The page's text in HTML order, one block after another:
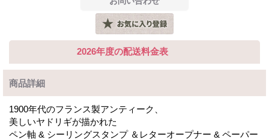
2026年度の配送料金表
商品詳細
1900年代のフランス製アンティーク、
美しいヤドリギが描かれた
ペン軸 & シーリングスタンプ ＆レターオープナー & ペーパー